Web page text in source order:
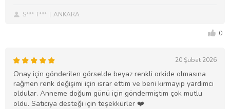
S*** T*** ANKARA
0
20 Şubat 2026
Onay için gönderilen görselde beyaz renkli orkide olmasına
rağmen renk değişimi için ısrar ettim ve beni kırmayıp yardımcı
oldular. Anneme doğum günü için göndermiştim çok mutlu
oldu. Satıcıya desteği için teşekkürler ❤️